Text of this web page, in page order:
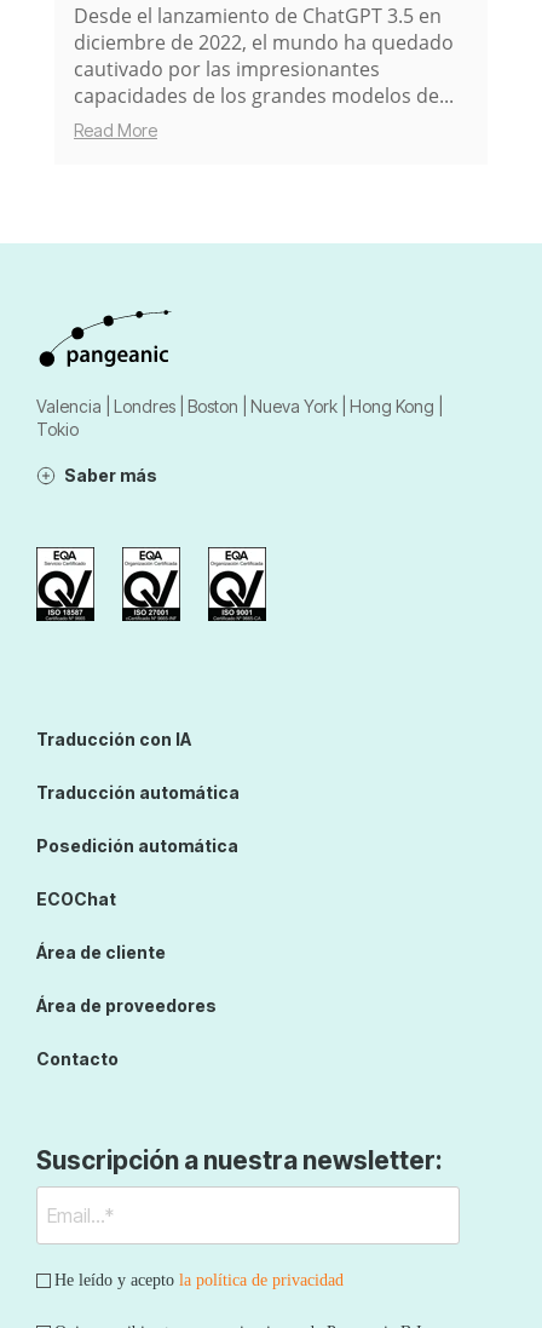
Desde el lanzamiento de ChatGPT 3.5 en
diciembre de 2022, el mundo ha quedado
cautivado por las impresionantes
capacidades de los grandes modelos de...
Read More
Valencia | Londres | Boston | Nueva York | Hong Kong |
Tokio
Saber más
Traducción con IA
Traducción automática
Posedición automática
ECOChat
Área de cliente
Área de proveedores
Contacto
Suscripción a nuestra newsletter:
He leído y acepto la política de privacidad